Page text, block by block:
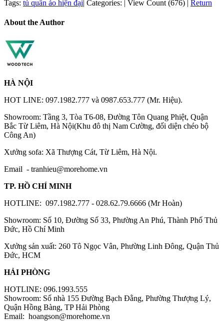
Tags: tủ quần áo hiện đại| Categories: | View Count (676) | Return
About the Author
HÀ NỘI
HOT LINE: 097.1982.777 và 0987.653.777 (Mr. Hiệu).
Showroom: Tầng 3, Tòa T6-08, Đường Tôn Quang Phiệt, Quận
Bắc Từ Liêm, Hà Nội(Khu đô thị Nam Cường, đối diện chéo bộ
Công An)
Xưởng sofa: Xã Thượng Cát, Từ Liêm, Hà Nội.
Email - tranhieu@morehome.vn
TP. HỒ CHÍ MINH
HOTLINE: 097.1982.777 - 028.62.79.6666 (Mr Hoàn)
Showroom: Số 10, Đường Số 33, Phường An Phú, Thành Phố Thủ
Đức, Hồ Chí Minh
Xưởng sản xuất: 260 Tô Ngọc Vân, Phường Linh Đông, Quận Thủ
Đức, HCM
HẢI PHÒNG
HOTLINE: 096.1993.555
Showroom: Số nhà 155 Đường Bạch Đằng, Phường Thượng Lý,
Quận Hồng Bàng, TP Hải Phòng
Email: hoangson@morehome.vn